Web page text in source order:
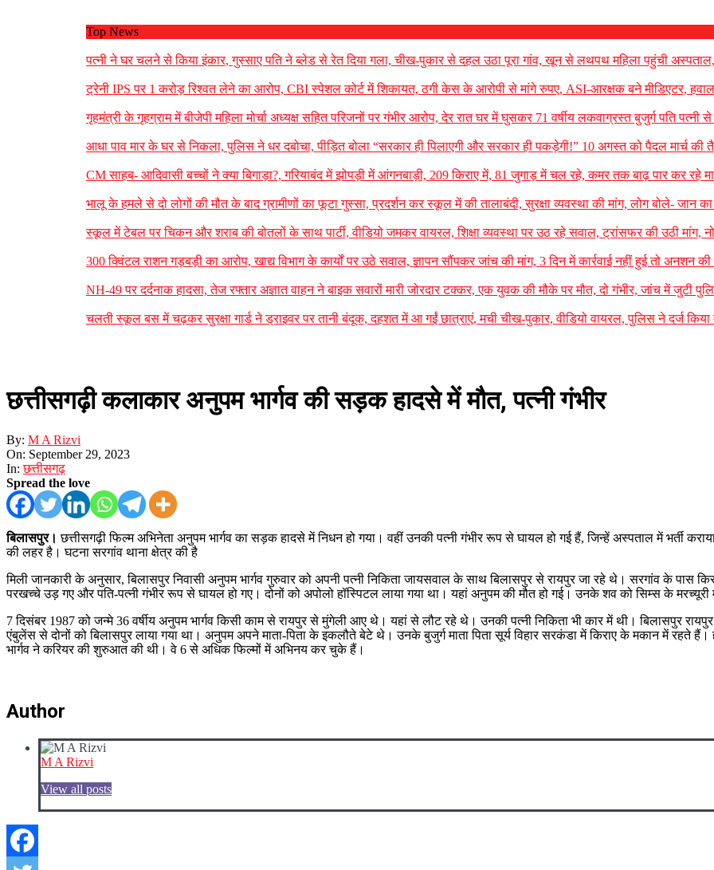
Top News
पत्नी ने घर चलने से किया इंकार, गुस्साए पति ने ब्लेड से रेत दिया गला, चीख-पुकार से दहल उठा पूरा गांव, खून से लथपथ महिला पहुंची अस्पताल,
ट्रेनी IPS पर 1 करोड़ रिश्वत लेने का आरोप, CBI स्पेशल कोर्ट में शिकायत, ठगी केस के आरोपी से मांगे रुपए, ASI-आरक्षक बने मीडिएटर,
गृहमंत्री के गृहग्राम में बीजेपी महिला मोर्चा अध्यक्ष सहित परिजनों पर गंभीर आरोप, देर रात घर में घुसकर 71 वर्षीय लकवाग्रस्त बुजुर्ग पति पत्नी से
आधा पाव मार के घर से निकला, पुलिस ने धर दबोचा, पीड़ित बोला “सरकार ही पिलाएगी और सरकार ही पकड़ेगी!” 10 अगस्त को पैदल मार्च की
CM साहब- आदिवासी बच्चों ने क्या बिगाड़ा?, गरियाबंद में झोपड़ी में आंगनबाड़ी, 209 किराए में, 81 जुगाड़ में चल रहे, कमर तक बाढ़ पार कर रहे
भालू के हमले से दो लोगों की मौत के बाद ग्रामीणों का फूटा गुस्सा, प्रदर्शन कर स्कूल में की तालाबंदी, सुरक्षा व्यवस्था की मांग, लोग बोले- जान
स्कूल में टेबल पर चिकन और शराब की बोतलों के साथ पार्टी, वीडियो जमकर वायरल, शिक्षा व्यवस्था पर उठ रहे सवाल, ट्रांसफर की उठी मांग,
300 क्विंटल राशन गड़बड़ी का आरोप, खाद्य विभाग के कार्यों पर उठे सवाल, ज्ञापन सौंपकर जांच की मांग, 3 दिन में कार्रवाई नहीं हुई तो अनशन की
NH-49 पर दर्दनाक हादसा, तेज रफ्तार अज्ञात वाहन ने बाइक सवारों मारी जोरदार टक्कर, एक युवक की मौके पर मौत, दो गंभीर, जांच में जुटी
चलती स्कूल बस में चढ़कर सुरक्षा गार्ड ने ड्राइवर पर तानी बंदूक, दहशत में आ गईं छात्राएं, मची चीख-पुकार, वीडियो वायरल, पुलिस ने दर्ज किया
छत्तीसगढ़ी कलाकार अनुपम भार्गव की सड़क हादसे में मौत, पत्नी गंभीर
By: M A Rizvi
On: September 29, 2023
In: छत्तीसगढ़
Spread the love
बिलासपुर। छत्तीसगढ़ी फिल्म अभिनेता अनुपम भार्गव का सड़क हादसे में निधन हो गया। वहीं उनकी पत्नी गंभीर रूप से घायल हो गई हैं, जिन्हें अस्पताल में भर्ती
की लहर है। घटना सरगांव थाना क्षेत्र की है
मिली जानकारी के अनुसार, बिलासपुर निवासी अनुपम भार्गव गुरुवार को अपनी पत्नी निकिता जायसवाल के साथ बिलासपुर से रायपुर जा रहे थे। सरगांव के पास
परखच्चे उड़ गए और पति-पत्नी गंभीर रूप से घायल हो गए। दोनों को अपोलो हॉस्पिटल लाया गया था। यहां अनुपम की मौत हो गई। उनके शव को सिम्स के मरच्यूरी
7 दिसंबर 1987 को जन्मे 36 वर्षीय अनुपम भार्गव किसी काम से रायपुर से मुंगेली आए थे। यहां से लौट रहे थे। उनकी पत्नी निकिता भी कार में थी। बिलासपुर
एंबुलेंस से दोनों को बिलासपुर लाया गया था। अनुपम अपने माता-पिता के इकलौते बेटे थे। उनके बुजुर्ग माता पिता सूर्य विहार सरकंडा में किराए के मकान में रहते
भार्गव ने करियर की शुरुआत की थी। वे 6 से अधिक फिल्मों में अभिनय कर चुके हैं।
Author
M A Rizvi
View all posts